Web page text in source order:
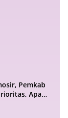
Pemkab
Apa